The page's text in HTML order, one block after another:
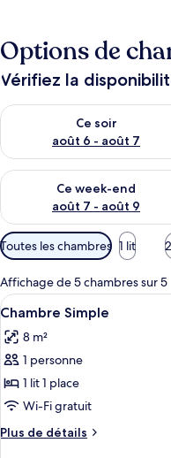
Options de
Vérifiez la
Ce soir
août 6 - août 7
Vérifier la disponibilité
Ce week-end
août 7 - août 9
Vérifier la disponibilité
Filtres
disponibles
pour
les
chambres
Toutes les chambres 1 lit
Affichage de 5 chambres sur 5
Afficher
toutes
les
photos
pour
ce
type
de
5
Chambre Simple
8 m²
1 personne
1 lit 1 place
Wi-Fi gratuit
Plus de détails
Plus